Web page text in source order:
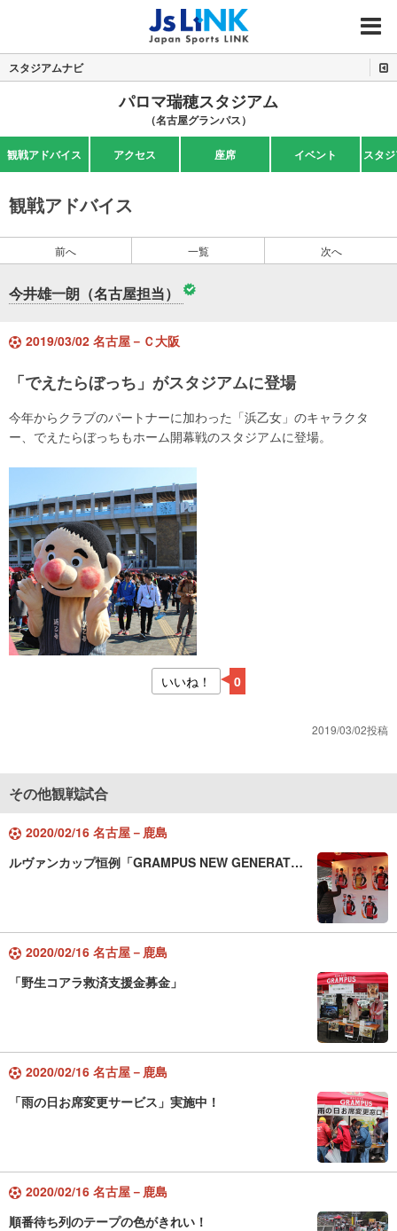
MENU
スタジアムナビ
パロマ瑞穂スタジアム
（名古屋グランパス）
観戦アドバイス アクセス 座席 イベント スタ
観戦アドバイス
前へ 一覧 次へ
今井雄一朗（名古屋担当）
2019/03/02 名古屋－Ｃ大阪
「でえたらぼっち」がスタジアムに登場
今年からクラブのパートナーに加わった「浜乙女」のキャラクタ
ー、でえたらぼっちもホーム開幕戦のスタジアムに登場。
いいね！ 0
2019/03/02投稿
その他観戦試合
2020/02/16 名古屋－鹿島
ルヴァンカップ恒例「GRAMPUS NEW GENERAT…
2020/02/16 名古屋－鹿島
「野生コアラ救済支援金募金」
2020/02/16 名古屋－鹿島
「雨の日お席変更サービス」実施中！
2020/02/16 名古屋－鹿島
順番待ち列のテープの色がきれい！